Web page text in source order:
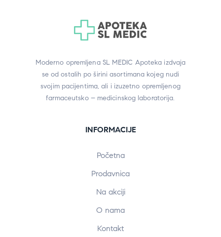
Moderno opremljena SL MEDIC Apoteka izdvaja
se od ostalih po širini asortimana kojeg nudi
svojim pacijentima, ali i izuzetno opremljenog
farmaceutsko – medicinskog laboratorija.
INFORMACIJE
Početna
Prodavnica
Na akciji
O nama
Kontakt